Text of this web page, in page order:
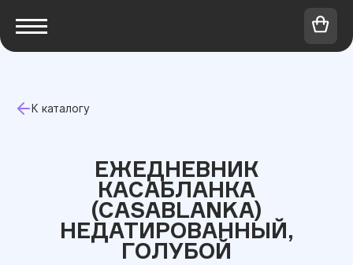
К каталогу
ЕЖЕДНЕВНИК
КАСАБЛАНКА
(CASABLANKA)
НЕДАТИРОВАННЫЙ,
ГОЛУБОЙ